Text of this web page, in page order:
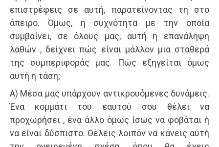
επιστρέφεις σε αυτή, παρατείνοντας τη στο
άπειρο. Όμως, η συχνότητα με την οποία
συμβαίνει, σε όλους μας, αυτή η επανάληψη
λαθών , δείχνει πώς είναι μάλλον μια σταθερά
της συμπεριφοράς μας. Πώς εξηγείται όμως
αυτή η τάση;
Α) Μέσα μας υπάρχουν αντικρουόμενες δυνάμεις.
Ένα κομμάτι του εαυτού σου θέλει να
προχωρήσει , ένα άλλο όμως ίσως να φοβάται ή
να είναι δύσπιστο. Θέλεις λοιπόν να κάνεις αυτή